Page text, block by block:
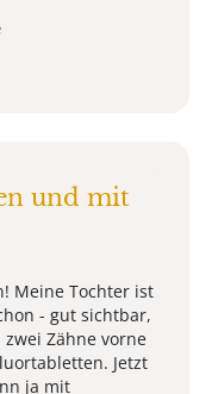
und mit
Meine Tochter ist
- gut sichtbar,
Zähne vorne
Jetzt
ja mit